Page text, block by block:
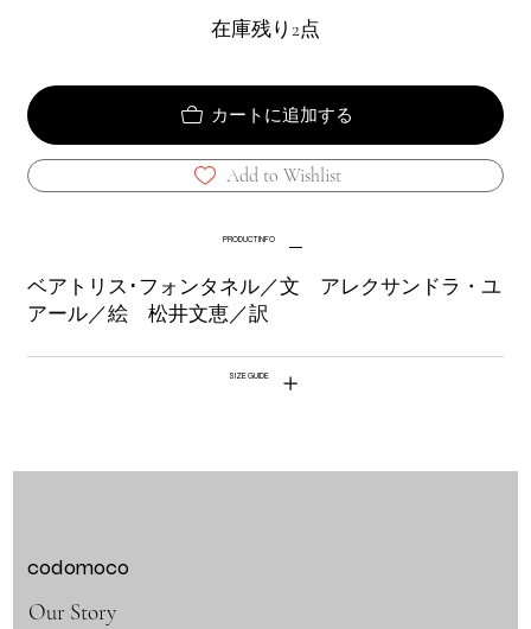
在庫残り2点
カートに追加する
Add to Wishlist
PRODUCT INFO
ベアトリス･フォンタネル／文 アレクサンドラ・ユ
アール／絵 松井文恵／訳
SIZE GUIDE
codomoco
Our Story